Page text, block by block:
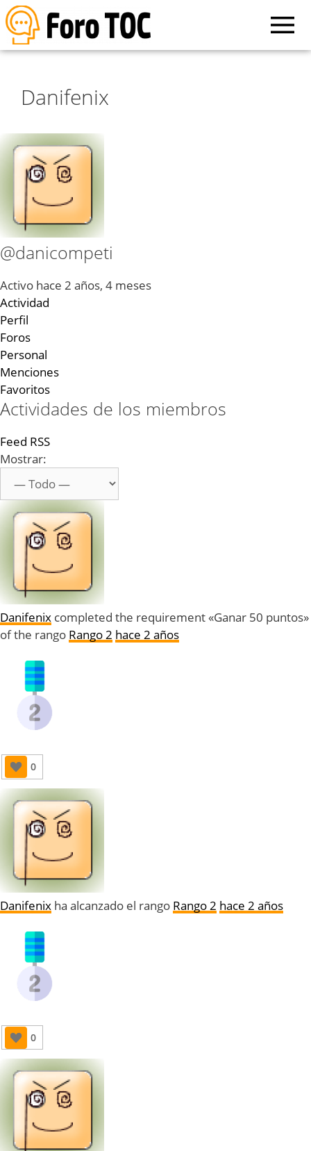
Danifenix
@danicompeti
Activo hace 2 años, 4 meses
Actividad
Perfil
Foros
Personal
Menciones
Favoritos
Actividades de los miembros
Feed RSS
Mostrar:
Danifenix completed the requirement «Ganar 50 puntos»
of the rango Rango 2 hace 2 años
0
Danifenix ha alcanzado el rango Rango 2 hace 2 años
0